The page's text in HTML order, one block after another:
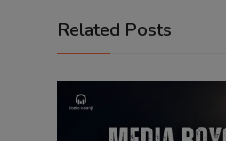
Related Posts